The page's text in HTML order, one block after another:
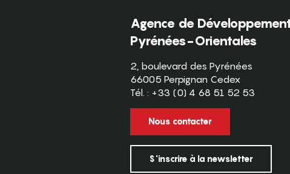
Agence de
Pyrénées-Orientales
2, boulevard des Pyrénées
66005 Perpignan Cedex
Tél. : +33 (0) 4 68 51 52 53
Nous contacter
S'inscrire à la newsletter